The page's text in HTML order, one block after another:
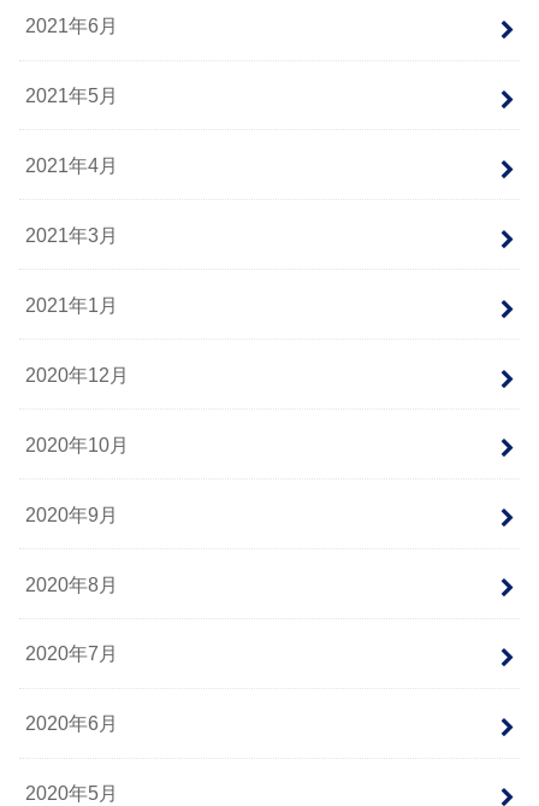
2021年6月
2021年5月
2021年4月
2021年3月
2021年1月
2020年12月
2020年10月
2020年9月
2020年8月
2020年7月
2020年6月
2020年5月